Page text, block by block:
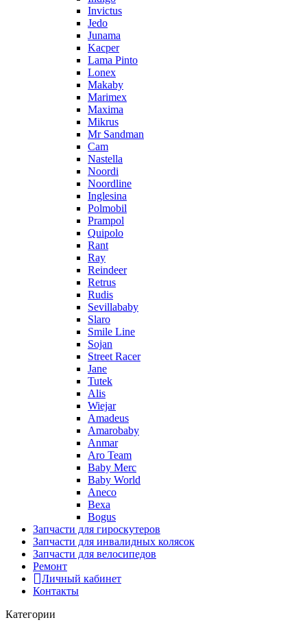
Invictus
Jedo
Junama
Kacper
Lama Pinto
Lonex
Makaby
Marimex
Maxima
Mikrus
Mr Sandman
Cam
Nastella
Noordi
Noordline
Inglesina
Polmobil
Prampol
Quipolo
Rant
Ray
Reindeer
Retrus
Rudis
Sevillababy
Slaro
Smile Line
Sojan
Street Racer
Jane
Tutek
Alis
Wiejar
Amadeus
Amarobaby
Anmar
Aro Team
Baby Merc
Baby World
Aneco
Bexa
Bogus
Запчасти для гироскутеров
Запчасти для инвалидных колясок
Запчасти для велосипедов
Ремонт
Личный кабинет
Контакты
Категории